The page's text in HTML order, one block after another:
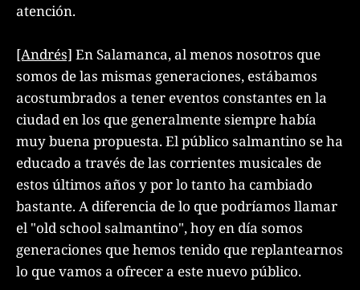
atención.
[Andrés] En Salamanca, al menos nosotros que
somos de las mismas generaciones, estábamos
acostumbrados a tener eventos constantes en la
ciudad en los que generalmente siempre había
muy buena propuesta. El público salmantino se ha
educado a través de las corrientes musicales de
estos últimos años y por lo tanto ha cambiado
bastante. A diferencia de lo que podríamos llamar
el "old school salmantino", hoy en día somos
generaciones que hemos tenido que replantearnos
lo que vamos a ofrecer a este nuevo público.